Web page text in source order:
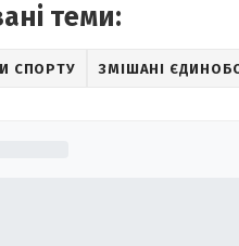
теми:
СПОРТУ ЗМІШАНІ